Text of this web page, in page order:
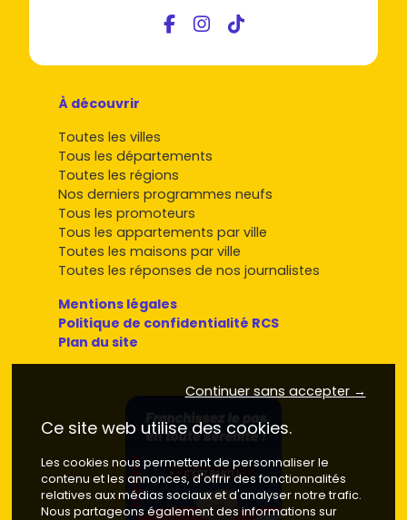
À découvrir
Toutes les villes
Tous les départements
Toutes les régions
Nos derniers programmes neufs
Tous les promoteurs
Tous les appartements par ville
Toutes les maisons par ville
Toutes les réponses de nos journalistes
Mentions légales
Politique de confidentialité RCS
Plan du site
Continuer sans accepter →
Ce site web utilise des cookies.
Les cookies nous permettent de personnaliser le
contenu et les annonces, d'offrir des fonctionnalités
relatives aux médias sociaux et d'analyser notre trafic.
Nous partageons également des informations sur